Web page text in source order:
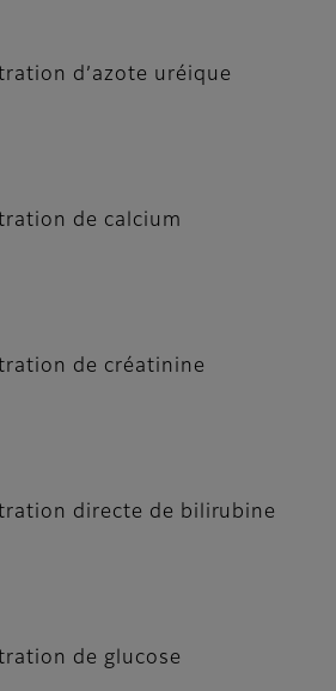
d’azote uréique
de calcium
de créatinine
directe de bilirubine
de glucose